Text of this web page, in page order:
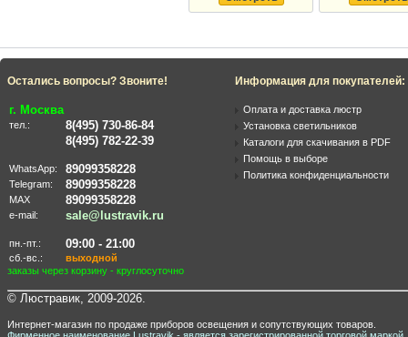
Остались вопросы? Звоните!
г. Москва
тел.:
8(495) 730-86-84
8(495) 782-22-39
WhatsApp: 89099358228
Telegram: 89099358228
MAX 89099358228
e-mail: sale@lustravik.ru
пн.-пт.: 09:00 - 21:00
сб.-вс.:
выходной
заказы через корзину - круглосуточно
Информация для покупателей:
Оплата и доставка люстр
Установка светильников
Каталоги для скачивания в PDF
Помощь в выборе
Политика конфиденциальности
© Люстравик, 2009-2026.
Интернет-магазин по продаже приборов освещения и сопутствующих товаров.